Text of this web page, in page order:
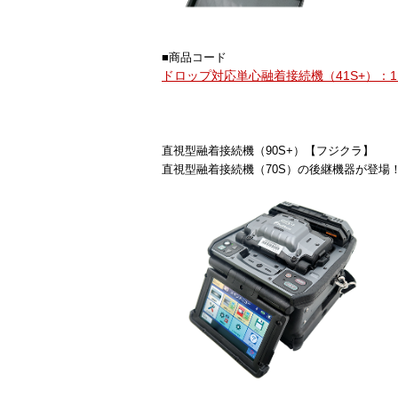
■商品コード
ドロップ対応単心融着接続機（41S+）：
直視型融着接続機（90S+）【フジクラ】
直視型融着接続機（70S）の後継機器が登場！